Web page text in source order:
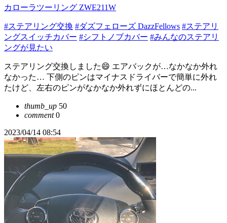
カローラツーリング ZWE211W
#ステアリング交換 #ダズフェローズ DazzFellows #ステアリ
ングスイッチカバー #シフトノブカバー #みんなのステアリ
ングが見たい
ステアリング交換しました😄 エアバックが…なかなか外れ
なかった… 下側のピンはマイナスドライバーで簡単に外れ
たけど、左右のピンがなかなか外れずにほとんどの...
thumb_up 50
comment0
2023/04/14 08:54